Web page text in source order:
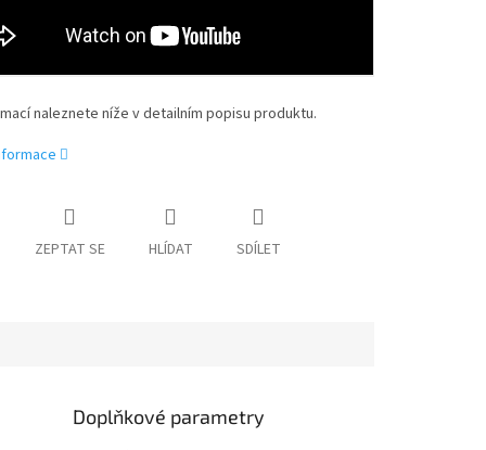
naleznete níže v detailním popisu produktu.
ZEPTAT SE HLÍDAT SDÍLET
Doplňkové parametry